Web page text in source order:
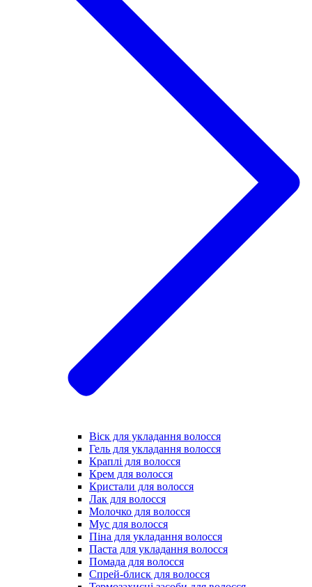
Віск для укладання волосся
Гель для укладання волосся
Краплі для волосся
Крем для волосся
Кристали для волосся
Лак для волосся
Молочко для волосся
Мус для волосся
Піна для укладання волосся
Паста для укладання волосся
Помада для волосся
Спрей-блиск для волосся